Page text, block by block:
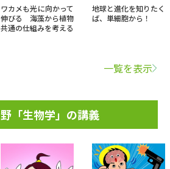
ワカメも光に向かって
伸びる 海藻から植物
共通の仕組みを考える
地球と進化を知りたく
ば、単細胞から！
一覧を表示
「生物学」の講義